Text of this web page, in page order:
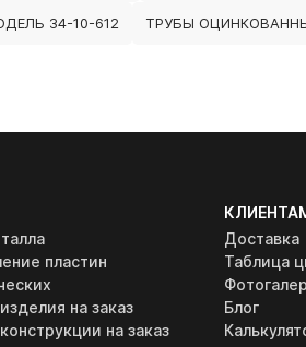
34-10-612 ТРУБЫ
пластин
на заказ
на заказ
Доставка
Таблица
Блог